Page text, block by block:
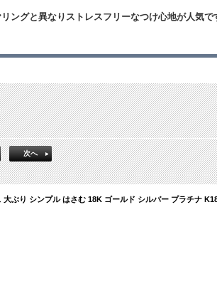
ングと異なりストレスフリーなつけ心地が人気で
次へ
ぶり シンプル はさむ 18K ゴールド シルバー プラチナ